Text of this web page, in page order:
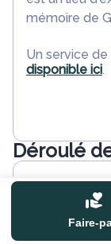
Faire-
mémoire de
Un service
disponible ici.
Déroulé
Les